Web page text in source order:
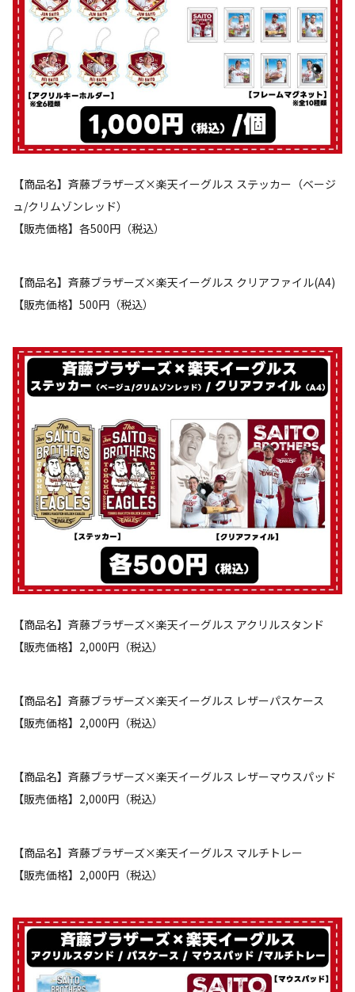
【商品名】斉藤ブラザーズ×楽天イーグルス ステッカー（ベージ
ュ/クリムゾンレッド）
【販売価格】各500円（税込）
【商品名】斉藤ブラザーズ×楽天イーグルス クリアファイル(A4)
【販売価格】500円（税込）
【商品名】斉藤ブラザーズ×楽天イーグルス アクリルスタンド
【販売価格】2,000円（税込）
【商品名】斉藤ブラザーズ×楽天イーグルス レザーパスケース
【販売価格】2,000円（税込）
【商品名】斉藤ブラザーズ×楽天イーグルス レザーマウスパッド
【販売価格】2,000円（税込）
【商品名】斉藤ブラザーズ×楽天イーグルス マルチトレー
【販売価格】2,000円（税込）